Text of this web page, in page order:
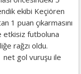
ekibi Keçiören
1 puan çıkarmasını
etkisiz futboluna
rağzı oldu.
net gol vuruşu ile